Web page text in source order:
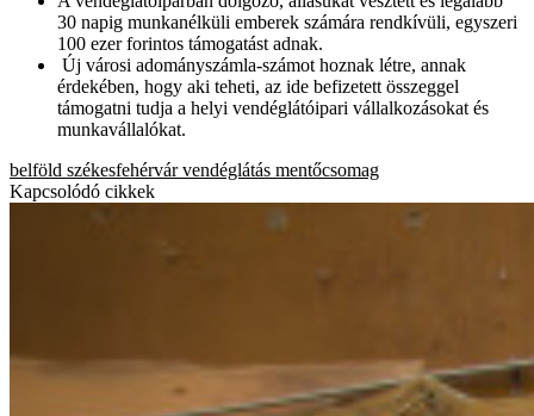
30 napig munkanélküli emberek számára rendkívüli, egyszeri
100 ezer forintos támogatást adnak.
Új városi adományszámla-számot hoznak létre, annak
érdekében, hogy aki teheti, az ide befizetett összeggel
támogatni tudja a helyi vendéglátóipari vállalkozásokat és
munkavállalókat.
belföld székesfehérvár vendéglátás mentőcsomag
Kapcsolódó cikkek